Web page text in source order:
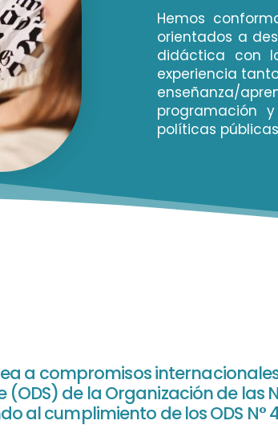
Hemos
orientados a
didáctica con
experiencia
enseñanza/
programación
políticas
a compromisos
(ODS) de la Organización de las
al cumplimiento de los ODS N° 4,